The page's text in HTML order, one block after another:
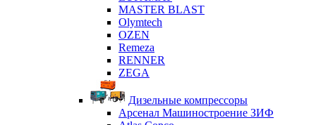
MASTER BLAST
Olymtech
OZEN
Remeza
RENNER
ZEGA
Дизельные компрессоры
Арсенал Машиностроение ЗИФ